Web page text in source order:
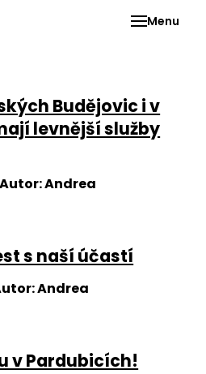
Menu
Budějovic i v
levnější služby
Autor:Andrea
s naší účastí
:Andrea
v Pardubicích!